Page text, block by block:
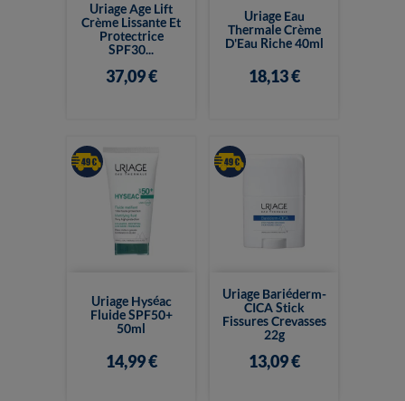
Uriage Age Lift
Crème Lissante Et
Protectrice
SPF30...
37,09 €
Uriage Eau
Thermale Crème
D'Eau Riche 40ml
18,13 €
Uriage Hyséac
Fluide SPF50+
50ml
14,99 €
Uriage Bariéderm-
CICA Stick
Fissures Crevasses
22g
13,09 €